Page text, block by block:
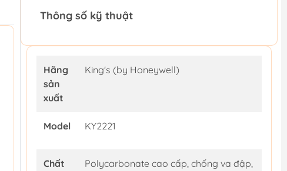
Thông số kỹ thuật
Hãng
sản
xuất
King's (by Honeywell)
Model KY2221
Chất
Polycarbonate cao cấp, chống va đập,